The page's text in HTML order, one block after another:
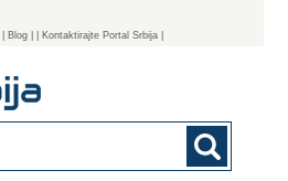
Blog | Kontaktirajte Portal Srbija |